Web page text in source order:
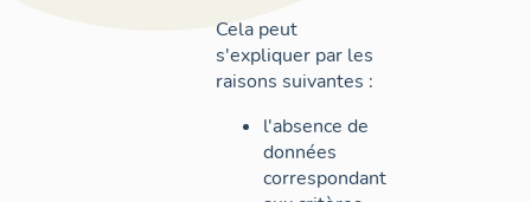
Cela peut
s'expliquer par les
raisons suivantes :
l'absence de
données
correspondant